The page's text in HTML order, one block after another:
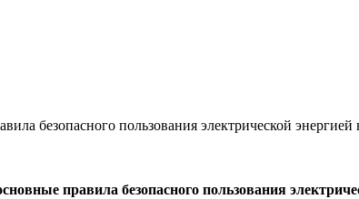
безопасного пользования электрической энергией
правила безопасного пользования